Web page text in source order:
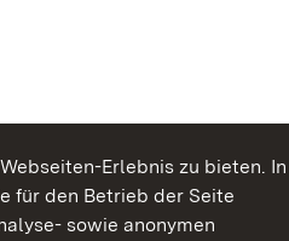
Erlebnis zu bieten. In
für den Betrieb der Seite
sowie anonymen